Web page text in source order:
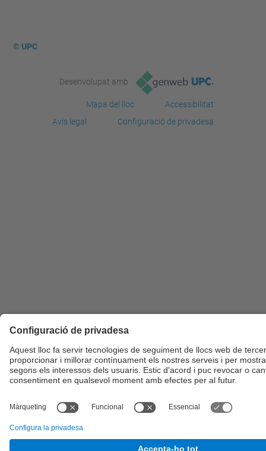
© UPC
Desenvolupat amb
Mapa del lloc
Accessibilitat
Avís legal
Configuració de privadesa